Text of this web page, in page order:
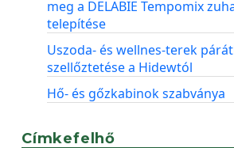
meg a DELABIE Tempomix
telepítése
Uszoda- és wellnes-terek
szellőztetése a Hidewtól
Hő- és gőzkabinok szabványa
Címkefelhő